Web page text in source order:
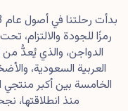
رمزًا للجودة والالتزام،
الدواجن، والذي يُعدُّ
العربية السعودية،
الخامسة بين أكبر
منذ انطلاقتها،